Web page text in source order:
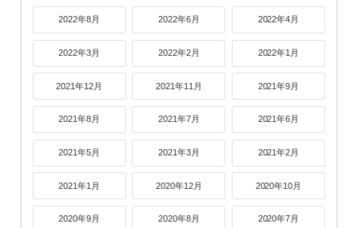
2022年8月 2022年6月 2022年4月
2022年3月 2022年2月 2022年1月
2021年12月 2021年11月 2021年9月
2021年8月 2021年7月 2021年6月
2021年5月 2021年3月 2021年2月
2021年1月 2020年12月 2020年10月
2020年9月 2020年8月 2020年7月